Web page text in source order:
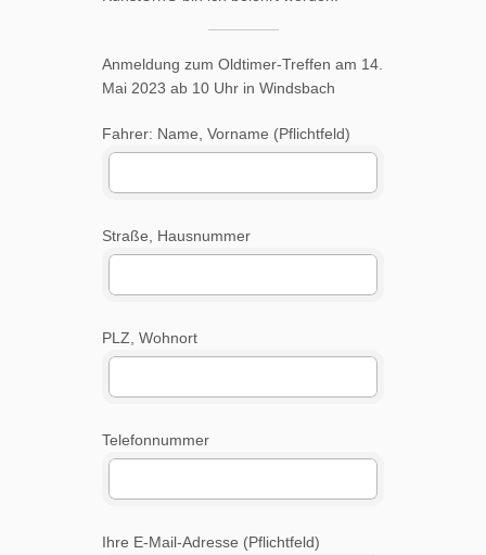
Anmeldung zum Oldtimer-Treffen am 14.
Mai 2023 ab 10 Uhr in Windsbach
Fahrer: Name, Vorname (Pflichtfeld)
Straße, Hausnummer
PLZ, Wohnort
Telefonnummer
Ihre E-Mail-Adresse (Pflichtfeld)